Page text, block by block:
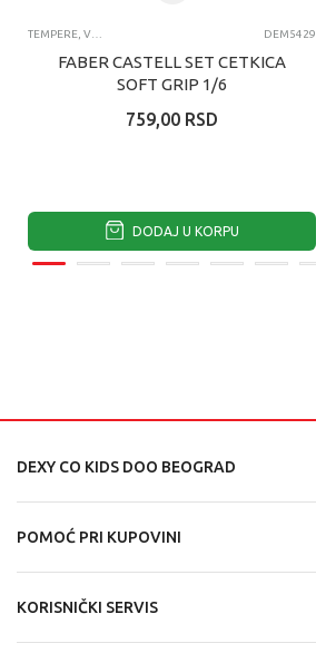
DEM5429
FABER CASTELL SET CETKICA
SOFT GRIP 1/6
759,00 RSD
DODAJ U KORPU
DEXY CO KIDS DOO BEOGRAD
POMOĆ PRI KUPOVINI
KORISNIČKI SERVIS